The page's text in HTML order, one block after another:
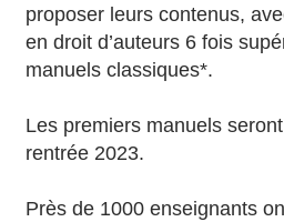
proposer leurs contenus,
en droit d’auteurs 6 fois
manuels classiques*.
Les premiers manuels
rentrée 2023.
Près de 1000 enseignants